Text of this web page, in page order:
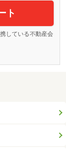
ト
している不動産会